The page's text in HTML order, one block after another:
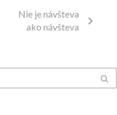
Nie je návšteva
ako návšteva